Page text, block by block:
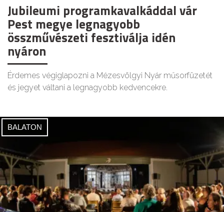
Jubileumi programkavalkáddal vár
Pest megye legnagyobb
összművészeti fesztiválja idén
nyáron
Érdemes végiglapozni a Mézesvölgyi Nyár műsorfüzetét
és jegyet váltani a legnagyobb kedvencekre.
BALATON